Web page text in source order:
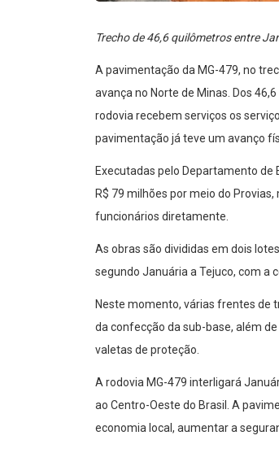
Trecho de 46,6 quilômetros entre
A pavimentação da MG-479, no
avança no Norte de Minas. Dos
rodovia recebem serviços os
pavimentação já teve um avanço
Executadas pelo Departamento de
R$ 79 milhões por meio do
funcionários diretamente.
As obras são divididas em dois
segundo Januária a Tejuco, com a
Neste momento, várias frentes de
da confecção da sub-base, além
valetas de proteção.
A rodovia MG-479 interligará
ao Centro-Oeste do Brasil. A
economia local, aumentar a